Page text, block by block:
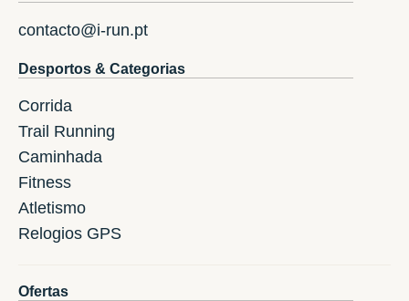
contacto@i-run.pt
Desportos & Categorias
Corrida
Trail Running
Caminhada
Fitness
Atletismo
Relogios GPS
Ofertas